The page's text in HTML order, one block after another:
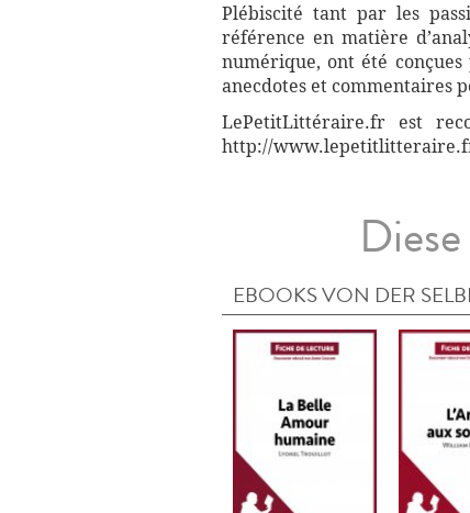
Plébiscité tant par les
référence en matière
numérique, ont été
anecdotes et commentaires
LePetitLittéraire.fr est
http://
EBOOKS VON DER